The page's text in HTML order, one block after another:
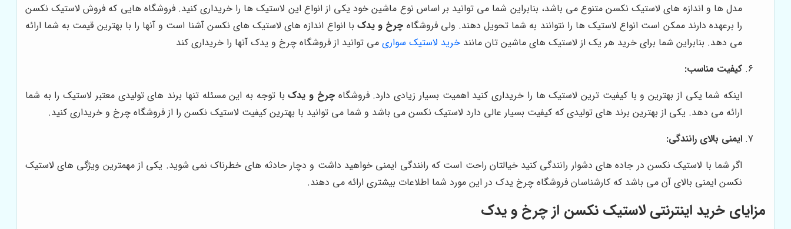
مدل ها و اندازه های لاستیک نکسن متنوع می باشد، بنابراین شما می توانید بر اساس نوع ماشین خود یکی از انواع این لاستیک ها را خریداری کنید. فروشگاه هایی که فروش لاستیک نکسن
را برعهده دارند ممکن است انواع لاستیک ها را نتوانند به شما تحویل دهند. ولی فروشگاه چرخ و یدک با انواع اندازه های لاستیک های نکسن آشنا است و آنها را با بهترین قیمت به شما ارائه
می دهد. بنابراین شما برای خرید هر یک از لاستیک های ماشین تان مانند خرید لاستیک سواریمی توانید از فروشگاه چرخ و یدک آنها را خریداری کند
کیفیت مناسب:
اینکه شما یکی از بهترین و با کیفیت ترین لاستیک ها را خریداری کنید اهمیت بسیار زیادی دارد. فروشگاهچرخ و یدکبا توجه به این مسئله تنها برند های تولیدی معتبر لاستیک را به شما
ارائه می دهد. یکی از بهترین برند های تولیدی که کیفیت بسیار عالی دارد لاستیک‌ نکسن می باشد و شما می توانید با بهترین کیفیت لاستیک نکسن را از فروشگاه چرخ و خریداری کنید.
ایمنی بالای رانندگی:
اگر شما با لاستیک نکسن در جاده های دشوار رانندگی کنید خیالتان راحت است که رانندگی ایمنی خواهید داشت و دچار حادثه های خطرناک نمی شوید. یکی از مهمترین ویژگی‌ های لاستیک
نکسن ایمنی بالای آن می باشد که کارشناسان فروشگاه چرخ یدک در این مورد شما اطلاعات بیشتری ارائه می دهند.
مزایای خرید اینترنتی لاستیک نکسن از چرخ و یدک